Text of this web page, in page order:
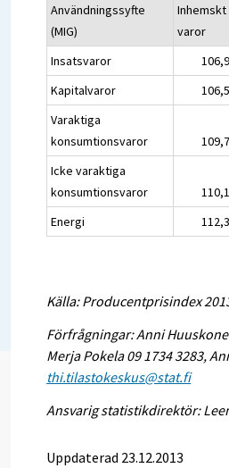
Användningssyfte
(MIG)
Inhemskt
varor
Insatsvaror
106,9
Kapitalvaror
106,5
Varaktiga
konsumtionsvaror
109,7
Icke varaktiga
konsumtionsvaror
110,1
Energi
112,3
Källa: Producentprisindex
Förfrågningar: Anni
Merja Pokela 09 1734 3283,
thi.tilastokeskus@stat.fi
Ansvarig statistikdirektör:
Uppdaterad 23.12.2013